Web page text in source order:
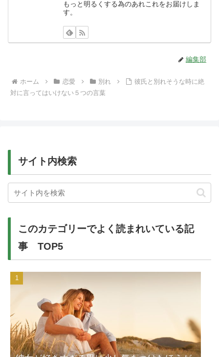
もっと明るくする為のあれこれをお届けしま
す。
編集部
ホーム 恋愛 別れ
彼氏と別れそうな時に絶
対に言ってはいけない５つの言葉
サイト内検索
このカテゴリーでよく読まれいている記
事 TOP5